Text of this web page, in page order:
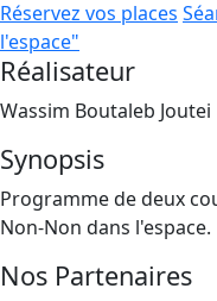
Réservez vos places
l'espace"
Réalisateur
Wassim Boutaleb Joutei
Synopsis
Programme de deux
Non-Non dans l'espace.
Nos Partenaires